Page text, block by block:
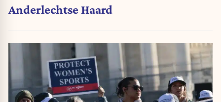
Anderlechtse Haard